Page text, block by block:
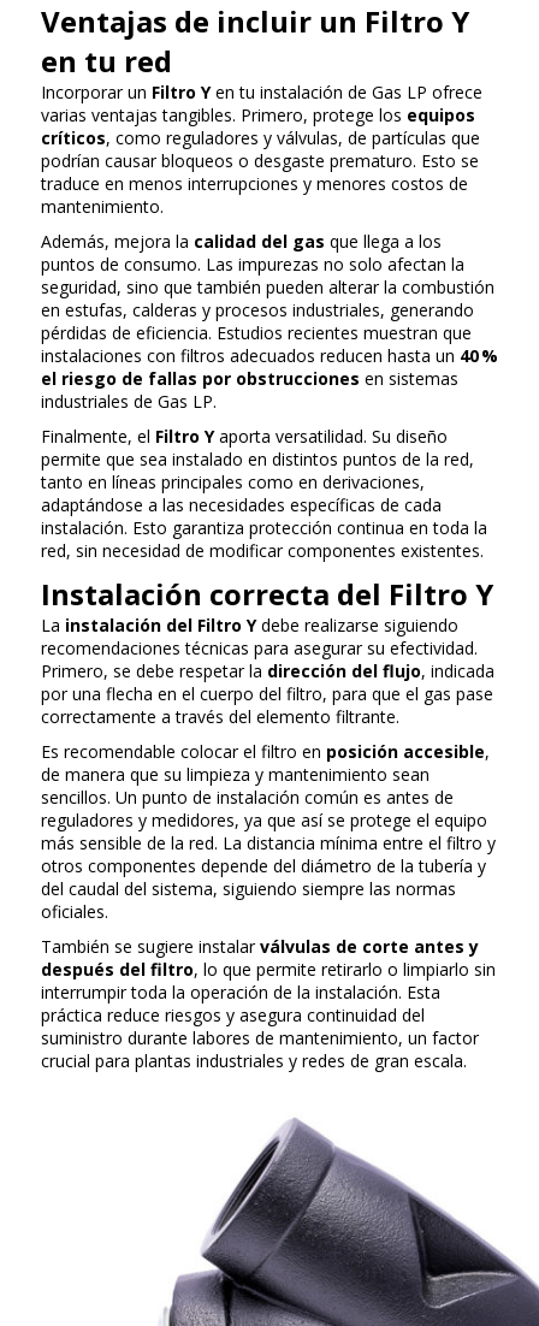
Ventajas de incluir un Filtro Y
en tu red
Incorporar un Filtro Yen tu instalación de Gas LP ofrece
varias ventajas tangibles. Primero, protege los equipos
críticos, como reguladores y válvulas, de partículas que
podrían causar bloqueos o desgaste prematuro. Esto se
traduce en menos interrupciones y menores costos de
mantenimiento.
Además, mejora la calidad del gas que llega a los
puntos de consumo. Las impurezas no solo afectan la
seguridad, sino que también pueden alterar la combustión
en estufas, calderas y procesos industriales, generando
pérdidas de eficiencia. Estudios recientes muestran que
instalaciones con filtros adecuados reducen hasta un 40 %
el riesgo de fallas por obstrucciones en sistemas
industriales de Gas LP.
Finalmente, el Filtro Yaporta versatilidad. Su diseño
permite que sea instalado en distintos puntos de la red,
tanto en líneas principales como en derivaciones,
adaptándose a las necesidades específicas de cada
instalación. Esto garantiza protección continua en toda la
red, sin necesidad de modificar componentes existentes.
Instalación correcta del Filtro Y
La instalación del Filtro Ydebe realizarse siguiendo
recomendaciones técnicas para asegurar su efectividad.
Primero, se debe respetar la dirección del flujo, indicada
por una flecha en el cuerpo del filtro, para que el gas pase
correctamente a través del elemento filtrante.
Es recomendable colocar el filtro en posición accesible,
de manera que su limpieza y mantenimiento sean
sencillos. Un punto de instalación común es antes de
reguladores y medidores, ya que así se protege el equipo
más sensible de la red. La distancia mínima entre el filtro y
otros componentes depende del diámetro de la tubería y
del caudal del sistema, siguiendo siempre las normas
oficiales.
También se sugiere instalarválvulas de corte antes y
después del filtro, lo que permite retirarlo o limpiarlo sin
interrumpir toda la operación de la instalación. Esta
práctica reduce riesgos y asegura continuidad del
suministro durante labores de mantenimiento, un factor
crucial para plantas industriales y redes de gran escala.